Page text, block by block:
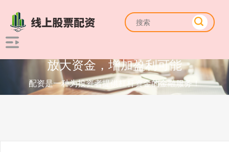
放大资金，增加盈利可能
配资是一种为投资者提供杠杆资金的金融服务！